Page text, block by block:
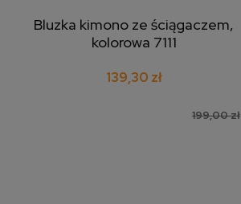
dodaj do koszyka
Bluzka kimono ze ściągaczem,
kolorowa 7111
199,00 zł
139,30 zł